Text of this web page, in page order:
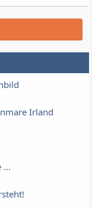
Irland
...